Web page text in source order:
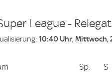
League -
10:40 Uhr, Mittwoch,
Sp. Spiele
S